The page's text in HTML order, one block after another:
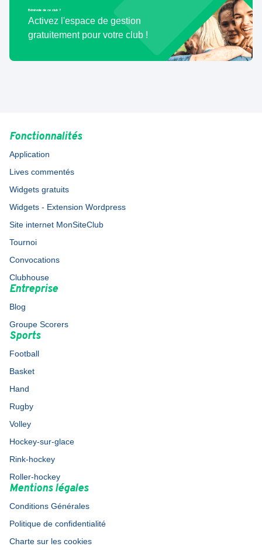
Bénévole de ce club ?
Activez l'espace de gestion
gratuitement pour votre club !
Fonctionnalités
Application
Lives commentés
Widgets gratuits
Widgets - Extension Wordpress
Site internet MonSiteClub
Tournoi
Convocations
Clubhouse
Entreprise
Blog
Groupe Scorers
Sports
Football
Basket
Hand
Rugby
Volley
Hockey-sur-glace
Rink-hockey
Roller-hockey
Mentions légales
Conditions Générales
Politique de confidentialité
Charte sur les cookies